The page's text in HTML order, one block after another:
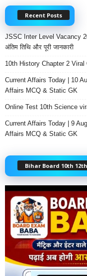
Recent Posts
JSSC Inter Level Vacancy
अंतिम तिथि और पूरी जानकारी
10th History Chapter 2
Current Affairs Today | 10
Affairs MCQ & Static GK
Online Test 10th Science
Current Affairs Today | 9
Affairs MCQ & Static GK
Bihar Board 10th